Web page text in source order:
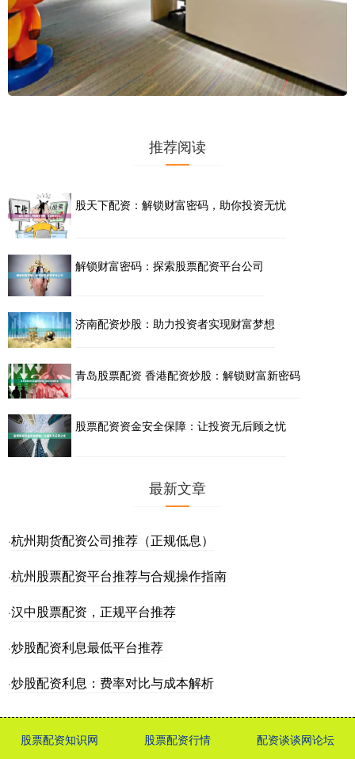
推荐阅读
股天下配资：解锁财富密码，助你投资无忧
解锁财富密码：探索股票配资平台公司
济南配资炒股：助力投资者实现财富梦想
青岛股票配资 香港配资炒股：解锁财富新密码
股票配资资金安全保障：让投资无后顾之忧
最新文章
·杭州期货配资公司推荐（正规低息）
·杭州股票配资平台推荐与合规操作指南
·汉中股票配资，正规平台推荐
·炒股配资利息最低平台推荐
·炒股配资利息：费率对比与成本解析
股票配资知识网 股票配资行情 配资谈谈网论坛